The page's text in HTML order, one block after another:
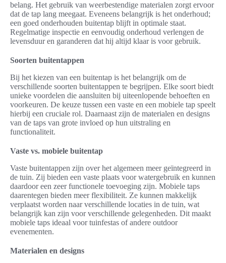
belang. Het gebruik van weerbestendige materialen zorgt ervoor
dat de tap lang meegaat. Eveneens belangrijk is het onderhoud;
een goed onderhouden buitentap blijft in optimale staat.
Regelmatige inspectie en eenvoudig onderhoud verlengen de
levensduur en garanderen dat hij altijd klaar is voor gebruik.
Soorten buitentappen
Bij het kiezen van een buitentap is het belangrijk om de
verschillende soorten buitentappen te begrijpen. Elke soort biedt
unieke voordelen die aansluiten bij uiteenlopende behoeften en
voorkeuren. De keuze tussen een vaste en een mobiele tap speelt
hierbij een cruciale rol. Daarnaast zijn de materialen en designs
van de taps van grote invloed op hun uitstraling en
functionaliteit.
Vaste vs. mobiele buitentap
Vaste buitentappen zijn over het algemeen meer geïntegreerd in
de tuin. Zij bieden een vaste plaats voor watergebruik en kunnen
daardoor een zeer functionele toevoeging zijn. Mobiele taps
daarentegen bieden meer flexibiliteit. Ze kunnen makkelijk
verplaatst worden naar verschillende locaties in de tuin, wat
belangrijk kan zijn voor verschillende gelegenheden. Dit maakt
mobiele taps ideaal voor tuinfestas of andere outdoor
evenementen.
Materialen en designs